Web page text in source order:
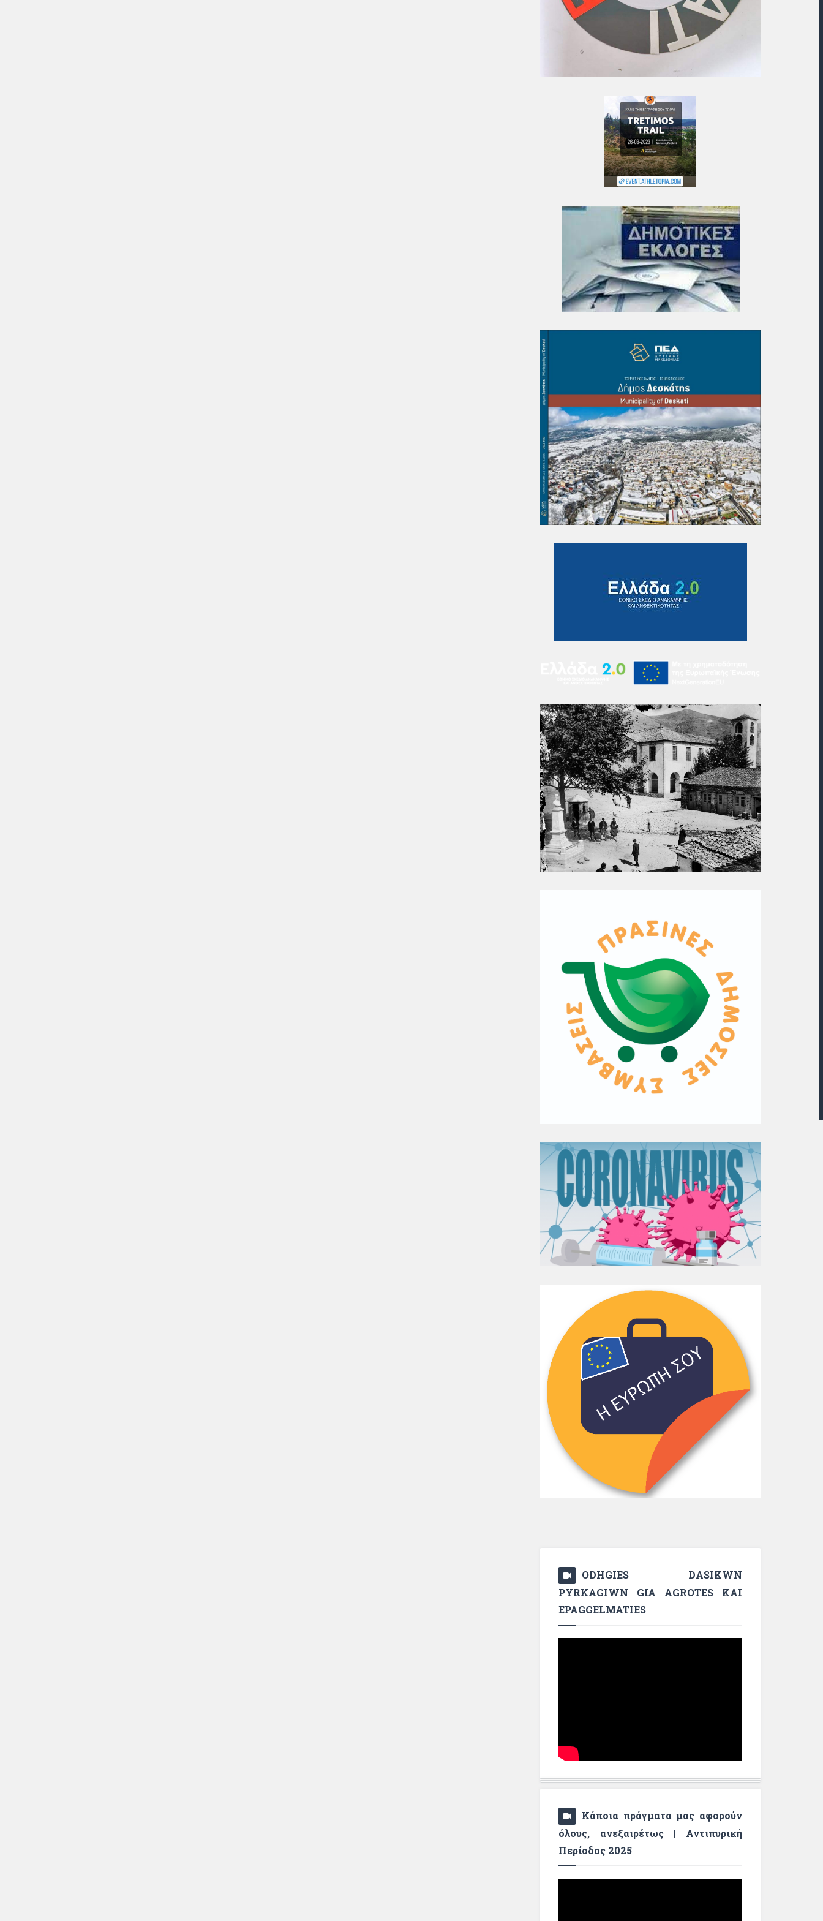
ODHGIES DASIKWN
PYRKAGIWN GIA AGROTES KAI
EPAGGELMATIES
Κάποια πράγματα μας αφορούν
όλους, ανεξαιρέτως | Αντιπυρική
Περίοδος 2025